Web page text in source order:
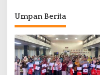
Umpan Berita